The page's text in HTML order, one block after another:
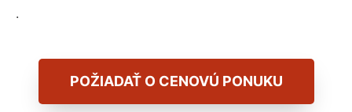
.
POŽIADAŤ O CENOVÚ PONUKU